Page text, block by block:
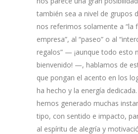
también sea a nivel de grupos
nos referimos solamente a “la
empresa”, al “paseo” o al
regalos” — ¡aunque todo esto
bienvenido! —, hablamos de
que pongan el acento en los
ha hecho y la energía
hemos generado muchas
tipo, con sentido e impacto,
al espíritu de alegría y